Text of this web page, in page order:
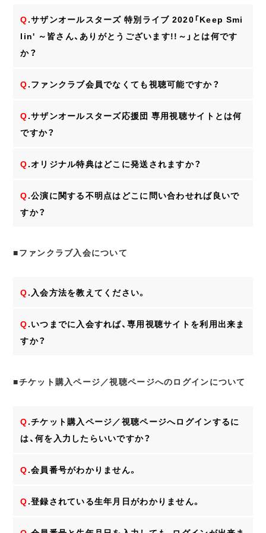
Q.サザンオールスターズ 特別ライブ 2020「Keep Smi
lin' ～皆さん、ありがとうございます!!～」とは何です
か？
Q.ファンクラブ会員でなくても視聴可能ですか？
Q.サザンオールスターズ応援団 専用視聴サイトとは何
ですか？
Q.オリジナル特典はどこに発送されますか？
Q.公演に関する不明点はどこに問い合わせれば良いで
すか？
■ファンクラブ入会について
Q.入会方法を教えてください。
Q.いつまでに入会すれば、専用視聴サイトを利用出来ま
すか？
■チケット購入ページ／視聴ページへのログインについて
Q.チケット購入ページ／視聴ページへログインするに
は、何を入力したらいいですか？
Q.会員番号がわかりません。
Q.登録されている生年月日がわかりません。